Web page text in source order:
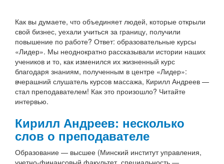
Как вы думаете, что объединяет людей, которые открыли
свой бизнес, уехали учиться за границу, получили
повышение по работе? Ответ: образовательные курсы
«Лидер». Мы неоднократно рассказывали истории наших
учеников и то, как изменился их жизненный курс
благодаря знаниям, полученным в центре «Лидер»:
вчерашний слушатель курсов массажа, Кирилл Андреев —
стал преподавателем! Как это произошло? Читайте
интервью.
Кирилл Андреев: несколько
слов о преподавателе
Образование — высшее (Минский институт управления,
учетно-финансовый факультет, специальность —